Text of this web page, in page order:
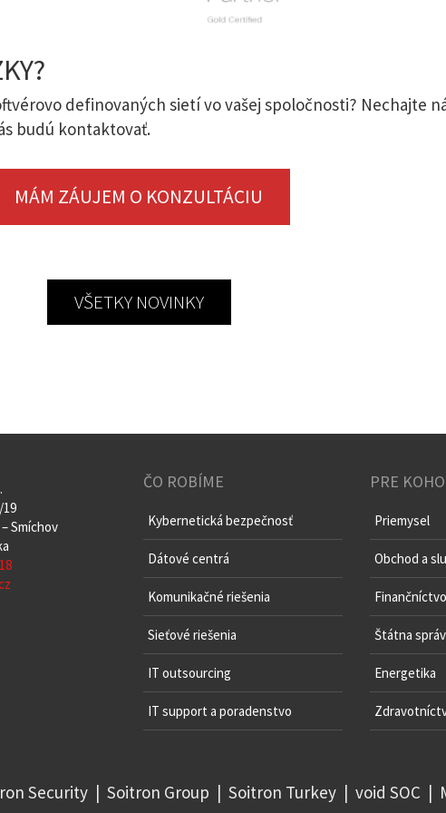
definovaných sietí vo vašej spoločnosti? Nechajte
budú kontaktovať.
MÁM ZÁUJEM O KONZULTÁCIU
VŠETKY NOVINKY
Smíchov
ČO ROBÍME
Kybernetická bezpečnosť
Dátové centrá
Komunikačné riešenia
Sieťové riešenia
IT outsourcing
IT support a poradenstvo
PRE
Priemysel
Obchod a
Finančníctvo
Štátna
Energetika
Security | Soitron Group | Soitron Turkey | void SOC |